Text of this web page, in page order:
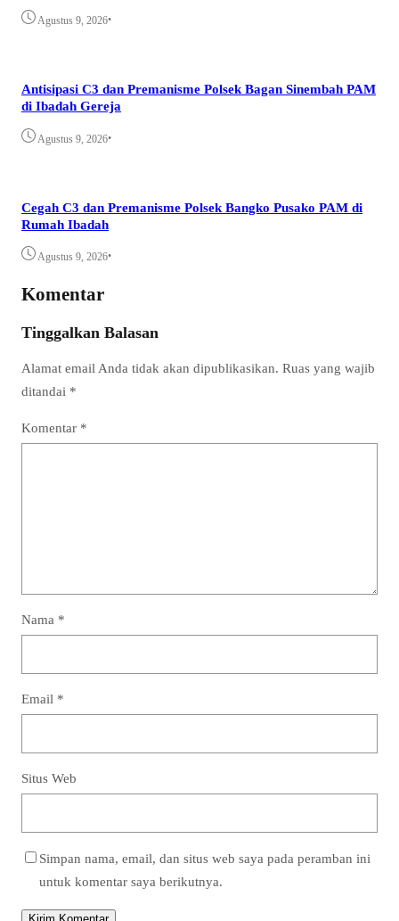
Agustus 9, 2026•
Antisipasi C3 dan Premanisme Polsek Bagan Sinembah PAM
di Ibadah Gereja
Agustus 9, 2026•
Cegah C3 dan Premanisme Polsek Bangko Pusako PAM di
Rumah Ibadah
Agustus 9, 2026•
Komentar
Tinggalkan Balasan
Alamat email Anda tidak akan dipublikasikan. Ruas yang wajib
ditandai *
Komentar *
Nama *
Email *
Situs Web
Simpan nama, email, dan situs web saya pada peramban ini
untuk komentar saya berikutnya.